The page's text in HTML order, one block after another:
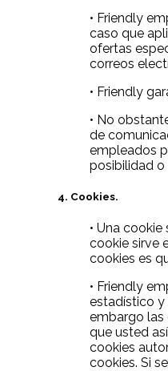
• Friendly
caso que
ofertas
correos
• Friendly
• No
de
empleados
posibilidad o
4. Cookies.
• Una
cookie sirve
cookies es
• Friendly
estadístico y
embargo las
que usted
cookies
cookies. Si